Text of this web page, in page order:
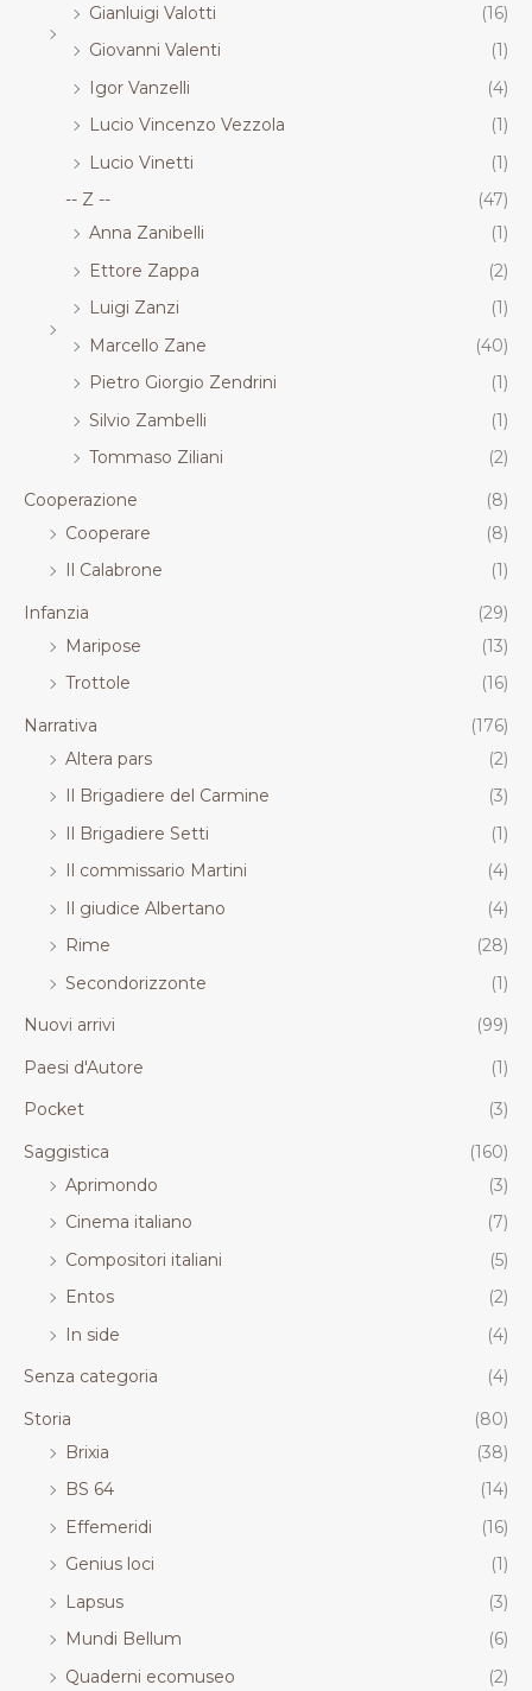
Gianluigi Valotti
(16)
Giovanni Valenti
(1)
Igor Vanzelli
(4)
Lucio Vincenzo Vezzola
(1)
Lucio Vinetti
(1)
-- Z --
(47)
Anna Zanibelli
(1)
Ettore Zappa
(2)
Luigi Zanzi
(1)
Marcello Zane
(40)
Pietro Giorgio Zendrini
(1)
Silvio Zambelli
(1)
Tommaso Ziliani
(2)
Cooperazione
(8)
Cooperare
(8)
Il Calabrone
(1)
Infanzia
(29)
Maripose
(13)
Trottole
(16)
Narrativa
(176)
Altera pars
(2)
Il Brigadiere del Carmine
(3)
Il Brigadiere Setti
(1)
Il commissario Martini
(4)
Il giudice Albertano
(4)
Rime
(28)
Secondorizzonte
(1)
Nuovi arrivi
(99)
Paesi d'Autore
(1)
Pocket
(3)
Saggistica
(160)
Aprimondo
(3)
Cinema italiano
(7)
Compositori italiani
(5)
Entos
(2)
In side
(4)
Senza categoria
(4)
Storia
(80)
Brixia
(38)
BS 64
(14)
Effemeridi
(16)
Genius loci
(1)
Lapsus
(3)
Mundi Bellum
(6)
Quaderni ecomuseo
(2)